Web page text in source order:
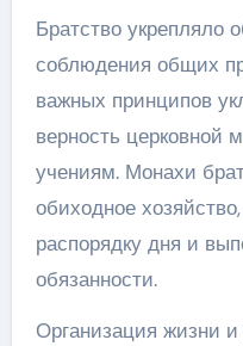
Братство укрепляло
соблюдения общих
важных принципов
верность церковной
учениям. Монахи
обиходное
распорядку дня и
обязанности.
Организация жизни